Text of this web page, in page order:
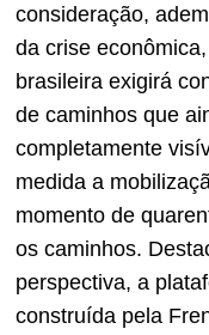
consideração,
da crise
brasileira exigirá
de caminhos que
completamente
medida a
momento de
os caminhos.
perspectiva, a
construída pela